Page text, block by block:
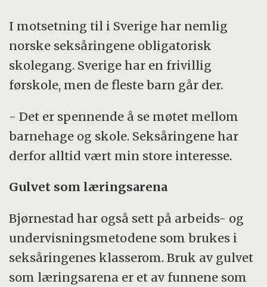
I motsetning til i Sverige har nemlig
norske seksåringene obligatorisk
skolegang. Sverige har en frivillig
førskole, men de fleste barn går der.
- Det er spennende å se møtet mellom
barnehage og skole. Seksåringene har
derfor alltid vært min store interesse.
Gulvet som læringsarena
Bjørnestad har også sett på arbeids- og
undervisningsmetodene som brukes i
seksåringenes klasserom. Bruk av gulvet
som læringsarena er et av funnene som